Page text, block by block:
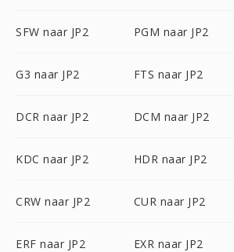
SFW naar JP2 PGM naar JP2
G3 naar JP2 FTS naar JP2
DCR naar JP2 DCM naar JP2
KDC naar JP2 HDR naar JP2
CRW naar JP2 CUR naar JP2
ERF naar JP2 EXR naar JP2